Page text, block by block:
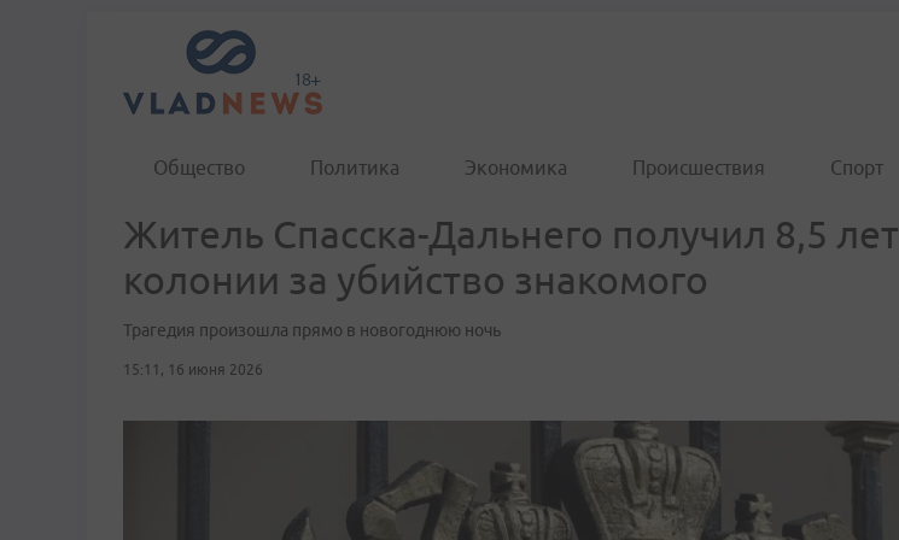
Общество Политика Экономика Происшествия Спорт
Житель Спасска-Дальнего получил 8,5 лет
колонии за убийство знакомого
Трагедия произошла прямо в новогоднюю ночь
15:11, 16 июня 2026